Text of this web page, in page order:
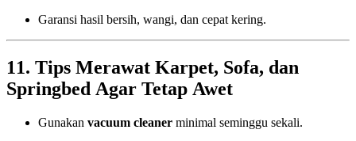
Garansi hasil bersih, wangi, dan cepat kering.
11. Tips Merawat Karpet, Sofa, dan
Springbed Agar Tetap Awet
Gunakan vacuum cleaner minimal seminggu sekali.